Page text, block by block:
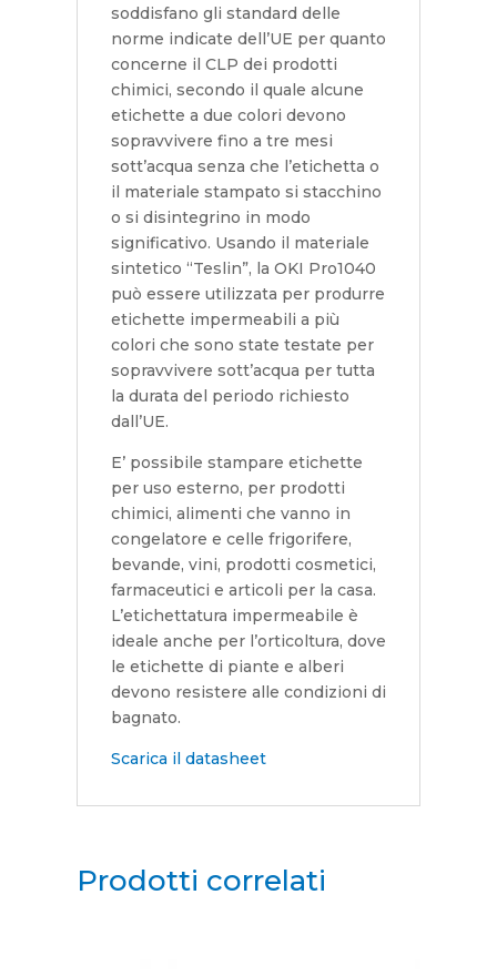
soddisfano gli standard delle
norme indicate dell’UE per quanto
concerne il CLP dei prodotti
chimici, secondo il quale alcune
etichette a due colori devono
sopravvivere fino a tre mesi
sott’acqua senza che l’etichetta o
il materiale stampato si stacchino
o si disintegrino in modo
significativo. Usando il materiale
sintetico “Teslin”, la OKI Pro1040
può essere utilizzata per produrre
etichette impermeabili a più
colori che sono state testate per
sopravvivere sott’acqua per tutta
la durata del periodo richiesto
dall’UE.
E’ possibile stampare etichette
per uso esterno, per prodotti
chimici, alimenti che vanno in
congelatore e celle frigorifere,
bevande, vini, prodotti cosmetici,
farmaceutici e articoli per la casa.
L’etichettatura impermeabile è
ideale anche per l’orticoltura, dove
le etichette di piante e alberi
devono resistere alle condizioni di
bagnato.
Scarica il datasheet
Prodotti correlati